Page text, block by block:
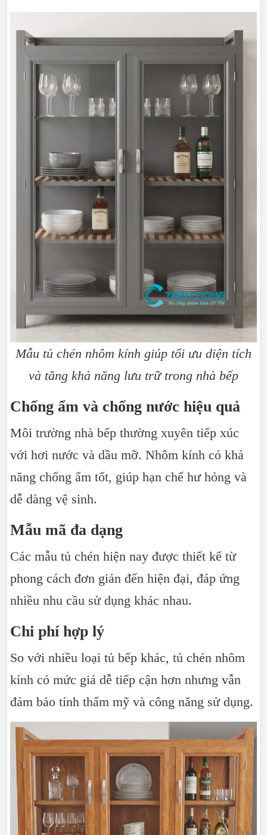
Mẫu tủ chén nhôm kính giúp tối ưu diện tích
và tăng khả năng lưu trữ trong nhà bếp
Chống ẩm và chống nước hiệu quả
Môi trường nhà bếp thường xuyên tiếp xúc
với hơi nước và dầu mỡ. Nhôm kính có khả
năng chống ẩm tốt, giúp hạn chế hư hỏng và
dễ dàng vệ sinh.
Mẫu mã đa dạng
Các mẫu tủ chén hiện nay được thiết kế từ
phong cách đơn giản đến hiện đại, đáp ứng
nhiều nhu cầu sử dụng khác nhau.
Chi phí hợp lý
So với nhiều loại tủ bếp khác, tủ chén nhôm
kính có mức giá dễ tiếp cận hơn nhưng vẫn
đảm bảo tính thẩm mỹ và công năng sử dụng.